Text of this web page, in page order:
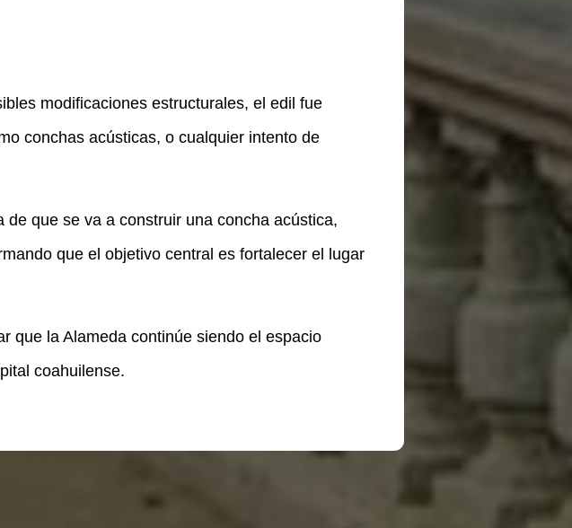
modificaciones estructurales, el edil fue
conchas acústicas, o cualquier intento de
que se va a construir una concha acústica,
que el objetivo central es fortalecer el lugar
que la Alameda continúe siendo el espacio
coahuilense.